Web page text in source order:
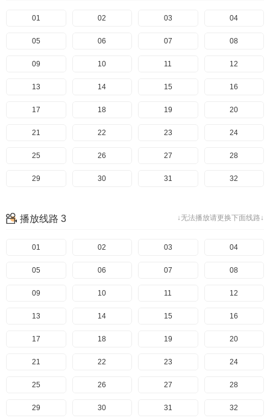
41 42 43 44
45 46 47 48
49 50 51 52
53 54 55 56
57 58 59 60
61 62 63 64
65 66 67 68
69 70 71 72
77
81 82 83 84
85 86 87 88
89 90 91 92
93 94 95 96
97 98 99 100
101 102 103 104
105 106 107 108
109 110 111 112
01 02 03 04
05 06 07 08
09 10 11 12
13 14 15 16
17 18 19 20
21 22 23 24
25 26 27 28
29 30 31 32
37
41 42 43 44
45 46 47 48
49 50 51 52
53 54 55 56
57 58 59 60
61 62 63 64
65 66 67 68
69 70 71 72
↓无法播放请更换下面线路↓
播放线路 3
01 02 03 04
05 06 07 08
09 10 11 12
13 14 15 16
17 18 19 20
21 22 23 24
25 26 27 28
29 30 31 32